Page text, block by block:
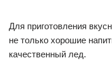
Для приготовления
не только хорошие
качественный лед.